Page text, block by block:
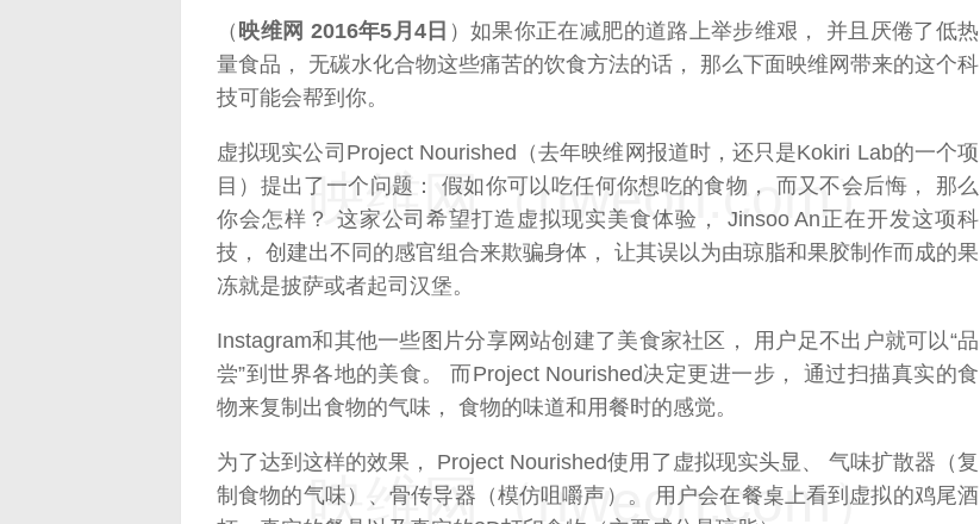
（ 映维网 2016年5月4日 ）如果你正在减肥的道路上举步维艰， 并且厌倦了低热
量食品， 无碳水化合物这些痛苦的饮食方法的话， 那么下面映维网带来的这个科
技可能会帮到你。
虚拟现实公司Project Nourished（去年映维网报道时，还只是Kokiri Lab的一个项
目）提出了一个问题： 假如你可以吃任何你想吃的食物， 而又不会后悔， 那么
你会怎样？ 这家公司希望打造虚拟现实美食体验， Jinsoo An正在开发这项科
技， 创建出不同的感官组合来欺骗身体， 让其误以为由琼脂和果胶制作而成的果
冻就是披萨或者起司汉堡。
Instagram和其他一些图片分享网站创建了美食家社区， 用户足不出户就可以“品
尝”到世界各地的美食。 而Project Nourished决定更进一步， 通过扫描真实的食
物来复制出食物的气味， 食物的味道和用餐时的感觉。
为了达到这样的效果， Project Nourished使用了虚拟现实头显、 气味扩散器（复
制食物的气味）、骨传导器（模仿咀嚼声）。 用户会在餐桌上看到虚拟的鸡尾酒
映维网（nweon.com）
映维网（nweon.com）